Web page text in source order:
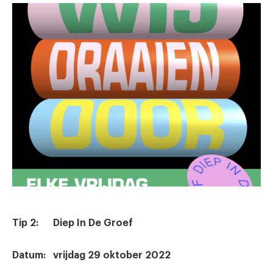
Tip 2: Diep In De Groef
Datum: vrijdag 29 oktober 2022